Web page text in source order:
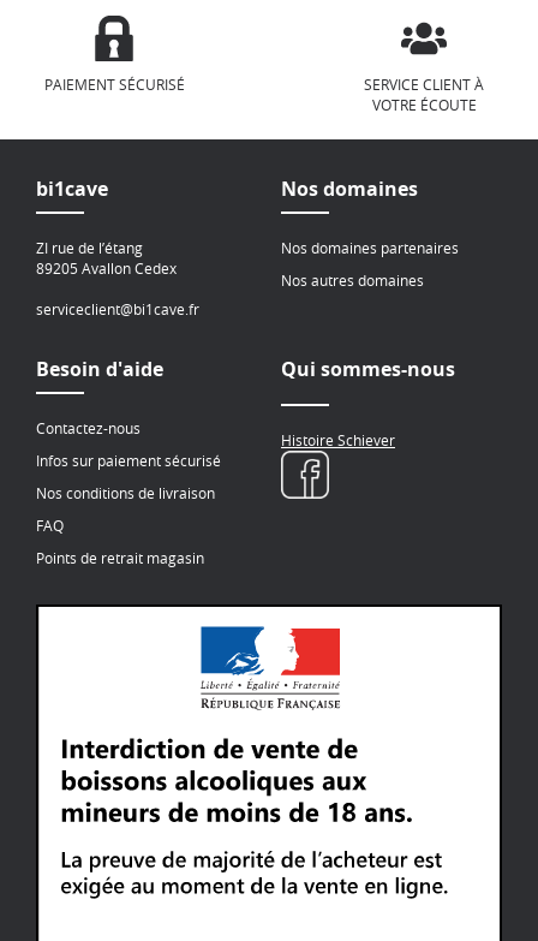
PAIEMENT SÉCURISÉ
SERVICE CLIENT À
VOTRE ÉCOUTE
bi1cave
ZI rue de l’étang
89205 Avallon Cedex
serviceclient@bi1cave.fr
Nos domaines
Nos domaines partenaires
Nos autres domaines
Besoin d'aide
Contactez-nous
Infos sur paiement sécurisé
Nos conditions de livraison
FAQ
Points de retrait magasin
Qui sommes-nous
Histoire Schiever